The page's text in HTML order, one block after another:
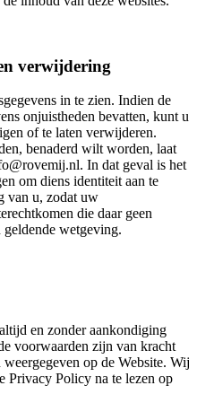
verwijdering
in te zien. Indien de
onjuistheden bevatten, kunt u
of te laten verwijderen.
benaderd wilt worden, laat
In dat geval is het
om diens identiteit aan te
van u, zodat uw
die daar geen
geldende wetgeving.
en zonder aankondiging
voorwaarden zijn van kracht
op de Website. Wij
Privacy Policy na te lezen op